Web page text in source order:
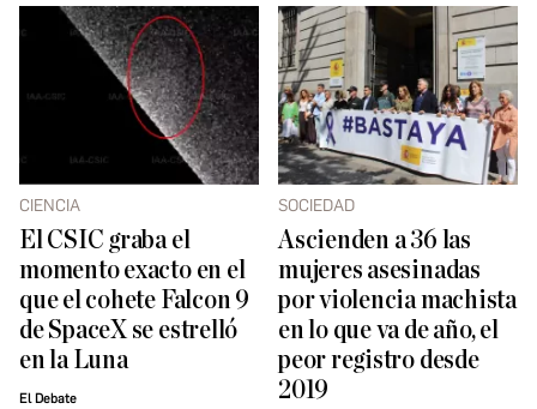
CIENCIA
El CSIC graba el
momento exacto en el
que el cohete Falcon 9
de SpaceX se estrelló
en la Luna
El Debate
SOCIEDAD
Ascienden a 36 las
mujeres asesinadas
por violencia machista
en lo que va de año, el
peor registro desde
2019